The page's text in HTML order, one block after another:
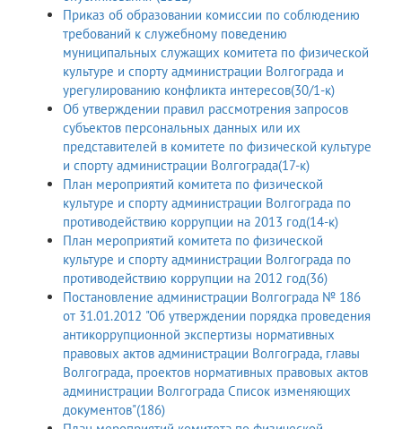
Приказ об образовании комиссии по соблюдению
требований к служебному поведению
муниципальных служащих комитета по физической
культуре и спорту администрации Волгограда и
урегулированию конфликта интересов(30/1-к)
Об утверждении правил рассмотрения запросов
субъектов персональных данных или их
представителей в комитете по физической культуре
и спорту администрации Волгограда(17-к)
План мероприятий комитета по физической
культуре и спорту администрации Волгограда по
противодействию коррупции на 2013 год(14-к)
План мероприятий комитета по физической
культуре и спорту администрации Волгограда по
противодействию коррупции на 2012 год(36)
Постановление администрации Волгограда № 186
от 31.01.2012 "Об утверждении порядка проведения
антикоррупционной экспертизы нормативных
правовых актов администрации Волгограда, главы
Волгограда, проектов нормативных правовых актов
администрации Волгограда Список изменяющих
документов"(186)